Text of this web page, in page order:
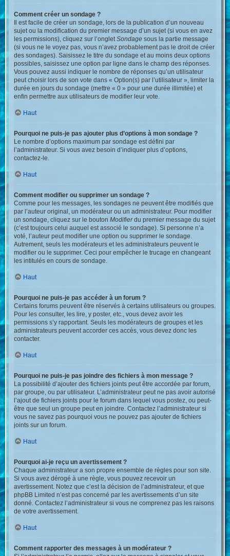
Comment créer un sondage ?
Il est facile de créer un sondage, lors de la publication d’un nouveau
sujet ou la modification du premier message d’un sujet (si vous en avez
les permissions), cliquez sur l’ongletSondage sous la partie message
(si vous ne le voyez pas, vous n’avez probablement pas le droit de créer
des sondages). Saisissez le titre du sondage et au moins deux options
possibles, saisissez une option par ligne dans le champ des réponses.
Vous pouvez aussi indiquer le nombre de réponses qu’un utilisateur
peut choisir lors de son vote dans « Option(s) par l’utilisateur », limiter la
durée en jours du sondage (mettre « 0 » pour une durée illimitée) et
enfin permettre aux utilisateurs de modifier leur vote.
Haut
Pourquoi ne puis-je pas ajouter plus d’options à mon sondage ?
Le nombre d’options maximum par sondage est défini par
l’administrateur. Si vous avez besoin d’indiquer plus d’options,
contactez-le.
Haut
Comment modifier ou supprimer un sondage ?
Comme pour les messages, les sondages ne peuvent être modifiés que
par l’auteur original, un modérateur ou un administrateur. Pour modifier
un sondage, cliquez sur le boutonModifierdu premier message du sujet
(c’est toujours celui auquel est associé le sondage). Si personne n’a
voté, l’auteur peut modifier une option ou supprimer le sondage.
Autrement, seuls les modérateurs et les administrateurs peuvent le
modifier ou le supprimer. Ceci pour empêcher le trucage en changeant
les intitulés en cours de sondage.
Haut
Pourquoi ne puis-je pas accéder à un forum ?
Certains forums peuvent être réservés à certains utilisateurs ou groupes.
Pour les consulter, les lire, y poster, etc., vous devez avoir les
permissions s’y rapportant. Seuls les modérateurs de groupes et les
administrateurs peuvent accorder ces accès, vous devez donc les
contacter.
Haut
Pourquoi ne puis-je pas joindre des fichiers à mon message ?
La possibilité d’ajouter des fichiers joints peut être accordée par forum,
par groupe, ou par utilisateur. L’administrateur peut ne pas avoir autorisé
l’ajout de fichiers joints pour le forum dans lequel vous postez, ou peut-
être que seul un groupe peut en joindre. Contactez l’administrateur si
vous ne savez pas pourquoi vous ne pouvez pas ajouter de fichiers
joints sur un forum.
Haut
Pourquoi ai-je reçu un avertissement ?
Chaque administrateur a son propre ensemble de règles pour son site.
Si vous avez dérogé à une règle, vous pouvez recevoir un
avertissement. Notez que c’est la décision de l’administrateur, et que
phpBB Limited n’est pas concerné par les avertissements d’un site
donné. Contactez l’administrateur si vous ne comprenez pas les raisons
de votre avertissement.
Haut
Comment rapporter des messages à un modérateur ?